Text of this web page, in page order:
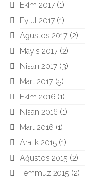
Ekim 2017 (1)
Eylül 2017 (1)
Ağustos 2017 (2)
Mayıs 2017 (2)
Nisan 2017 (3)
Mart 2017 (5)
Ekim 2016 (1)
Nisan 2016 (1)
Mart 2016 (1)
Aralık 2015 (1)
Ağustos 2015 (2)
Temmuz 2015 (2)